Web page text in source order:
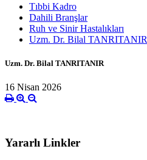
Tıbbi Kadro
Dahili Branşlar
Ruh ve Sinir Hastalıkları
Uzm. Dr. Bilal TANRITANIR
Uzm. Dr. Bilal TANRITANIR
16 Nisan 2026
Yararlı Linkler